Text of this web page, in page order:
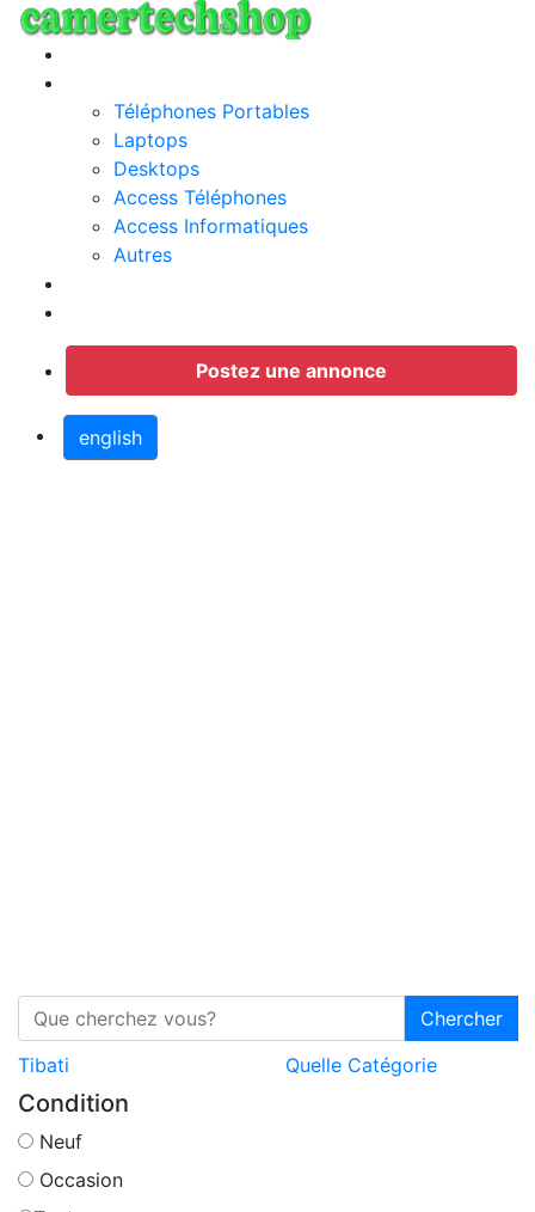
Téléphones Portables
Laptops
Desktops
Access Téléphones
Access Informatiques
Autres
Postez une annonce
english
Chercher
Tibati
Quelle Catégorie
Condition
Neuf
Occasion